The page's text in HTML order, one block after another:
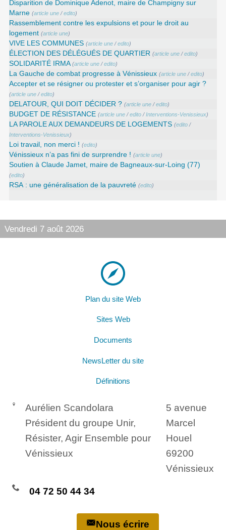
Disparition de Dominique Adenot, maire de Champigny sur
Marne (article une /edito)
Rassemblement contre les expulsions et pour le droit au
logement (article une)
VIVE LES COMMUNES (article une /edito)
ÉLECTION DES DÉLÉGUÉS DE QUARTIER (article une /edito)
SOLIDARITÉ IRMA (article une /edito)
La Gauche de combat progresse à Vénissieux (article une /edito)
Accepter et se résigner ou protester et s’organiser pour agir ?
(article une /edito)
DELATOUR, QUI DOIT DÉCIDER ? (article une /edito)
BUDGET DE RÉSISTANCE (article une /edito /Interventions-Venissieux)
LA PAROLE AUX DEMANDEURS DE LOGEMENTS (edito /
Interventions-Venissieux)
Loi travail, non merci ! (edito)
Vénissieux n’a pas fini de surprendre ! (article une)
Soutien à Claude Jamet, maire de Bagneaux-sur-Loing (77)
(edito)
RSA : une généralisation de la pauvreté (edito)
Vendredi 7 août 2026
Plan du site Web
Sites Web
Documents
NewsLetter du site
Définitions
Aurélien Scandolara
Président du groupe Unir,
Résister, Agir Ensemble pour
Vénissieux
5 avenue
Marcel
Houel
69200
Vénissieux
04 72 50 44 34
Nous écrire